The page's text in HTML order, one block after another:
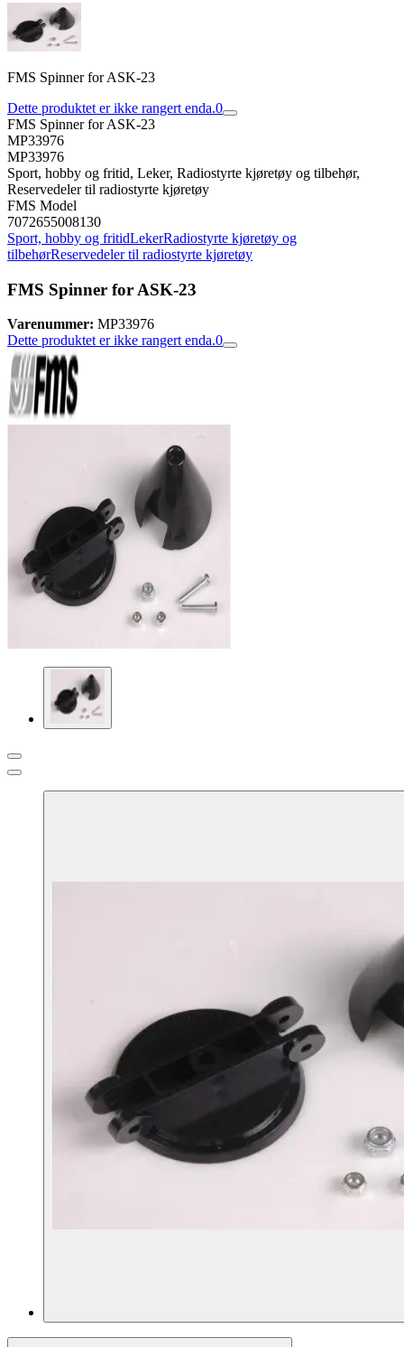
FMS Spinner for ASK-23
Dette produktet er ikke rangert enda.0
FMS Spinner for ASK-23
MP33976
MP33976
Sport, hobby og fritid, Leker, Radiostyrte kjøretøy og tilbehør,
Reservedeler til radiostyrte kjøretøy
FMS Model
7072655008130
Sport, hobby og fritidLekerRadiostyrte kjøretøy og
tilbehørReservedeler til radiostyrte kjøretøy
FMS Spinner for ASK-23
Varenummer: MP33976
Dette produktet er ikke rangert enda.0